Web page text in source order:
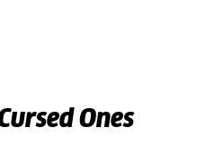
Ones